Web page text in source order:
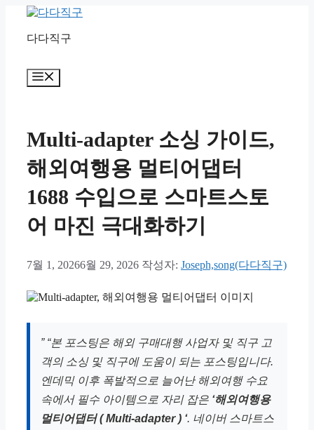
다다직구
Multi-adapter 소싱 가이드,
해외여행용 멀티어댑터
1688 수입으로 스마트스토
어 마진 극대화하기
7월 1, 20266월 29, 2026 작성자: Joseph,song(다다직구)
” “본 포스팅은 해외 구매대행 사업자 및 직구 고
객의 소싱 및 직구에 도움이 되는 포스팅입니다.
엔데믹 이후 폭발적으로 늘어난 해외여행 수요
속에서 필수 아이템으로 자리 잡은 ‘해외여행용
멀티어댑터 ( Multi-adapter ) ‘. 네이버 스마트스